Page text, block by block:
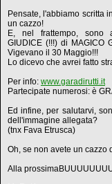
Pensate, l'abbiamo scritta
un cazzo!
E, nel frattempo, sono
GIUDICE (!!!) di MAGICO
Vigevano il 30 Maggio!!!
Lo dicevo che avrei fatto
Per info: www.garadirutti.it
Partecipate numerosi: è
Ed infine, per salutarvi,
dell'immagine allegata?
(tnx Fava Etrusca)
Oh, se non avete un cazzo
Alla